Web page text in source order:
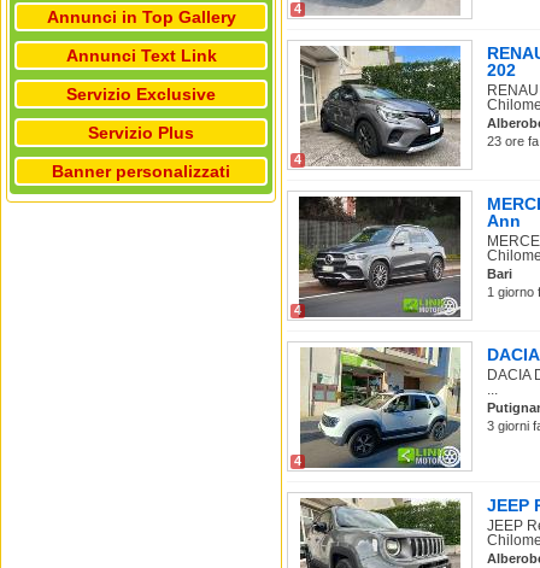
Annunci in Top Gallery
Annunci Text Link
Servizio Exclusive
Servizio Plus
Banner personalizzati
4
4
202
23 ore
4
Ann
Bari
1 giorno
4
DACIA
...
3 giorni
JEEP
JEEP